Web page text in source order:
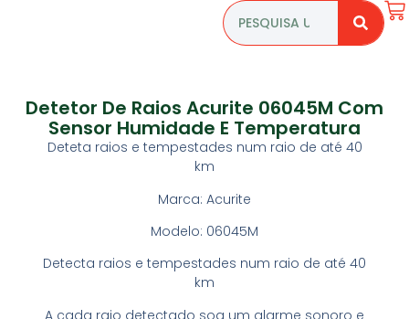
Detetor De Raios Acurite 06045M Com
Sensor Humidade E Temperatura
Deteta raios e tempestades num raio de até 40
km
Marca: Acurite
Modelo: 06045M
Detecta raios e tempestades num raio de até 40
km
A cada raio detectado soa um alarme sonoro e